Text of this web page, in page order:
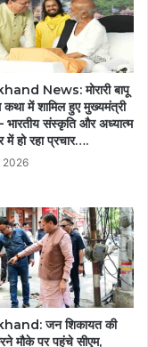
News: मोरारी बापू
कथा में शामिल हुए मुख्यमंत्री
भारतीय संस्कृति और अध्यात्म
में हो रहा प्रचार….
2026
जन शिकायत की
मौके पर पहुंचे सीएम,